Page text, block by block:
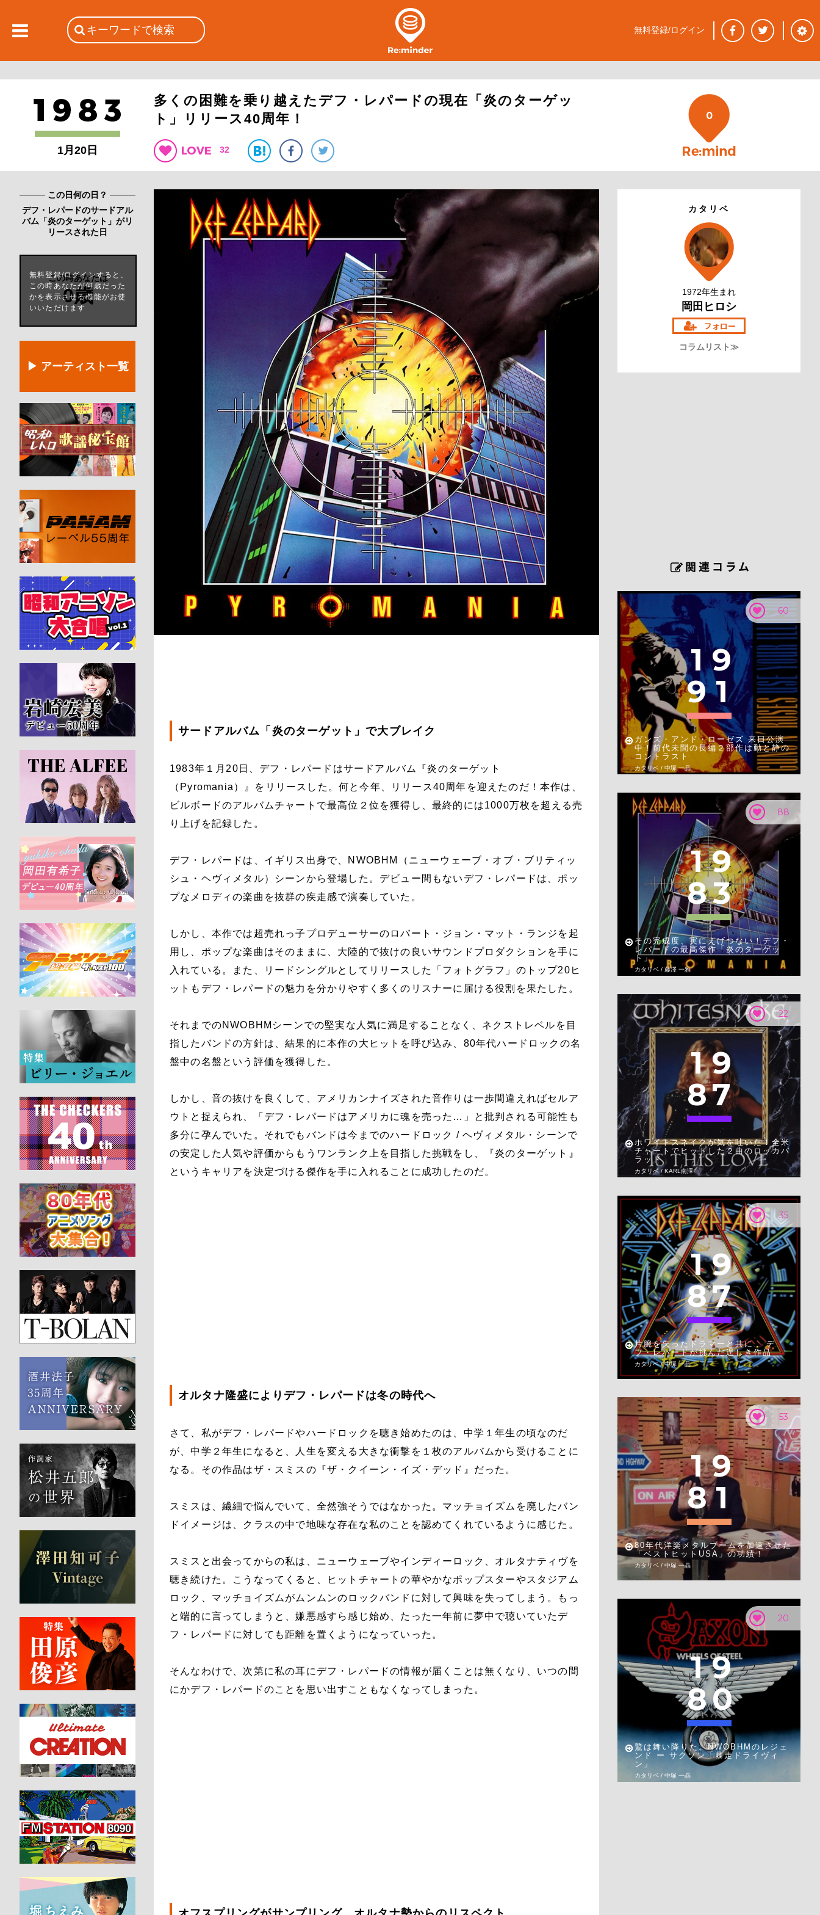
1月20日
多くの困難を乗り越えたデフ・レパードの現在「炎のターゲッ
ト」リリース40周年！
32
0
この日何の日？
デフ・レパードのサードアル
バム「炎のターゲット」がリ
リースされた日
この時あなたは
0歳
無料登録/ログインすると、
この時あなたが何歳だった
かを表示させる機能がお使
いいただけます
▶ アーティスト一覧
サードアルバム「炎のターゲット」で大ブレイク
1983年１月20日、デフ・レパードはサードアルバム『炎のターゲット
（Pyromania）』をリリースした。何と今年、リリース40周年を迎えたのだ！本作は、
ビルボードのアルバムチャートで最高位２位を獲得し、最終的には1000万枚を超える売
り上げを記録した。
デフ・レパードは、イギリス出身で、NWOBHM（ニューウェーブ・オブ・ブリティッ
シュ・ヘヴィメタル）シーンから登場した。デビュー間もないデフ・レパードは、ポッ
プなメロディの楽曲を抜群の疾走感で演奏していた。
しかし、本作では超売れっ子プロデューサーのロバート・ジョン・マット・ランジを起
用し、ポップな楽曲はそのままに、大陸的で抜けの良いサウンドプロダクションを手に
入れている。また、リードシングルとしてリリースした「フォトグラフ」のトップ20ヒ
ットもデフ・レパードの魅力を分かりやすく多くのリスナーに届ける役割を果たした。
それまでのNWOBHMシーンでの堅実な人気に満足することなく、ネクストレベルを目
指したバンドの方針は、結果的に本作の大ヒットを呼び込み、80年代ハードロックの名
盤中の名盤という評価を獲得した。
しかし、音の抜けを良くして、アメリカンナイズされた音作りは一歩間違えればセルア
ウトと捉えられ、「デフ・レパードはアメリカに魂を売った…」と批判される可能性も
多分に孕んでいた。それでもバンドは今までのハードロック / ヘヴィメタル・シーンで
の安定した人気や評価からもうワンランク上を目指した挑戦をし、『炎のターゲット』
というキャリアを決定づける傑作を手に入れることに成功したのだ。
オルタナ隆盛によりデフ・レパードは冬の時代へ
さて、私がデフ・レパードやハードロックを聴き始めたのは、中学１年生の頃なのだ
が、中学２年生になると、人生を変える大きな衝撃を１枚のアルバムから受けることに
なる。その作品はザ・スミスの『ザ・クイーン・イズ・デッド』だった。
スミスは、繊細で悩んでいて、全然強そうではなかった。マッチョイズムを廃したバン
ドイメージは、クラスの中で地味な存在な私のことを認めてくれているように感じた。
スミスと出会ってからの私は、ニューウェーブやインディーロック、オルタナティヴを
聴き続けた。こうなってくると、ヒットチャートの華やかなポップスターやスタジアム
ロック、マッチョイズムがムンムンのロックバンドに対して興味を失ってしまう。もっ
と端的に言ってしまうと、嫌悪感すら感じ始め、たった一年前に夢中で聴いていたデ
フ・レパードに対しても距離を置くようになっていった。
そんなわけで、次第に私の耳にデフ・レパードの情報が届くことは無くなり、いつの間
にかデフ・レパードのことを思い出すこともなくなってしまった。
カタリベ
1972年生まれ
岡田ヒロシ
コラムリスト≫
60
1 9
9 1
ガンズ・アンド・ローゼズ 来日公演
中！前代未聞の長編２部作は動と静の
コントラスト
カタリベ / 中塚 一晶
88
1 9
83
その完成度、実にえげつない！デフ・
レパードの最高傑作「炎のターゲッ
ト」
カタリベ / 藤澤 一雅
22
1 9
87
ホワイトスネイクが気を吐いた！全米
チャートでヒットした２曲のロッカバ
ラッド
カタリベ / KARL南澤
35
1 9
87
片腕を失ったドラマーと共に… デ
フ・レパードが挑んだ逞しき作品
カタリベ / 中塚 一晶
53
1 9
8 1
80年代洋楽メタルブームを加速させた
「ベストヒットUSA」の功績！
カタリベ / 中塚 一晶
20
1 9
80
鷲は舞い降りた。NWOBHMのレジェ
ンド ー サクソン「暴走ドライヴィ
ン」
カタリベ / 中塚 一晶
無料登録/ログイン